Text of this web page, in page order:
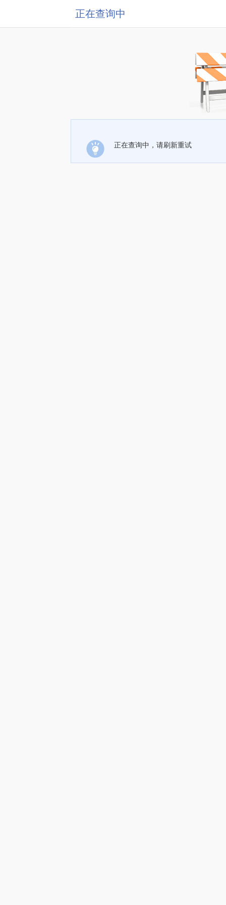
正在查询中
正在查询中，请刷新重试